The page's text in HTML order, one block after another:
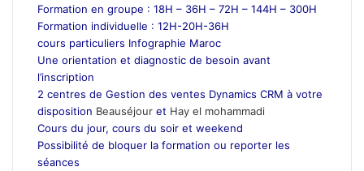
Formation en groupe : 18H – 36H – 72H – 144H – 300H
Formation individuelle : 12H-20H-36H
cours particuliers Infographie Maroc
Une orientation et diagnostic de besoin avant
l’inscription
2 centres de Gestion des ventes Dynamics CRM à votre
disposition Beauséjour et Hay el mohammadi
Cours du jour, cours du soir et weekend
Possibilité de bloquer la formation ou reporter les
séances